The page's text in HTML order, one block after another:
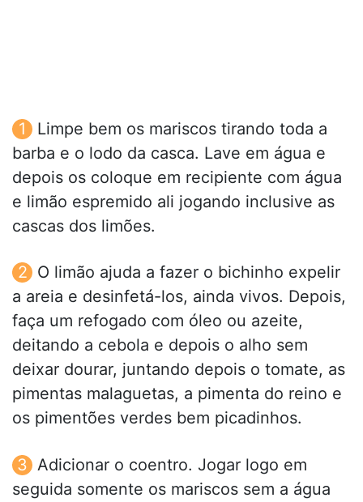
Limpe bem os mariscos tirando toda a
barba e o lodo da casca. Lave em água e
depois os coloque em recipiente com água
e limão espremido ali jogando inclusive as
cascas dos limões.
O limão ajuda a fazer o bichinho expelir
a areia e desinfetá-los, ainda vivos. Depois,
faça um refogado com óleo ou azeite,
deitando a cebola e depois o alho sem
deixar dourar, juntando depois o tomate, as
pimentas malaguetas, a pimenta do reino e
os pimentões verdes bem picadinhos.
Adicionar o coentro. Jogar logo em
seguida somente os mariscos sem a água